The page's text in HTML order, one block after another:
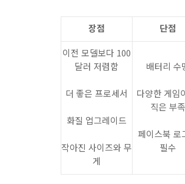
장점
단점
이전 모델보다 100
달러 저렴함
더 좋은 프로세서
화질 업그레이드
작아진 사이즈와 무
게
배터리 수
다양한 게임
직은 부족
페이스북 로
필수